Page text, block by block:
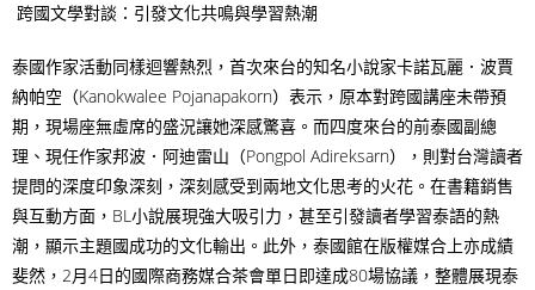
跨國文學對談：引發文化共鳴與學習熱潮
泰國作家活動同樣迴響熱烈，首次來台的知名小說家卡諾瓦麗．波賈
納帕空（Kanokwalee Pojanapakorn）表示，原本對跨國講座未帶預
期，現場座無虛席的盛況讓她深感驚喜。而四度來台的前泰國副總
理、現任作家邦波．阿迪雷山（Pongpol Adireksarn），則對台灣讀者
提問的深度印象深刻，深刻感受到兩地文化思考的火花。在書籍銷售
與互動方面，BL小說展現強大吸引力，甚至引發讀者學習泰語的熱
潮，顯示主題國成功的文化輸出。此外，泰國館在版權媒合上亦成績
斐然，2月4日的國際商務媒合茶會單日即達成80場協議，整體展現泰